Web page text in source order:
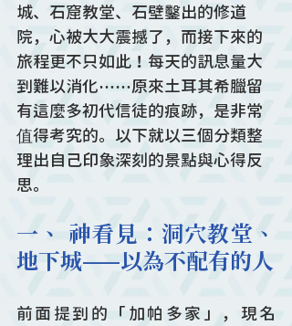
城、石窟教堂、石壁鑿出的修道
院，心被大大震撼了，而接下來的
旅程更不只如此！每天的訊息量大
到難以消化⋯⋯原來土耳其希臘留
有這麼多初代信徒的痕跡，是非常
值得考究的。以下就以三個分類整
理出自己印象深刻的景點與心得反
思。
一、 神看見：洞穴教堂、
地下城——以為不配有的人
前面提到的「加帕多家」，現名